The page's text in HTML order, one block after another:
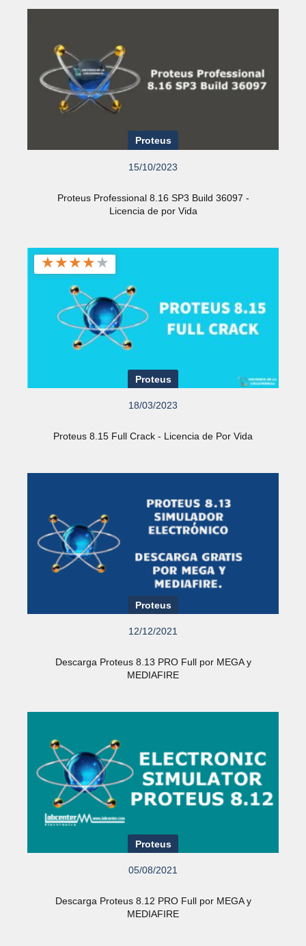
Proteus
15/10/2023
Proteus Professional 8.16 SP3 Build 36097 -
Licencia de por Vida
★★★★★
Proteus
18/03/2023
Proteus 8.15 Full Crack - Licencia de Por Vida
Proteus
12/12/2021
Descarga Proteus 8.13 PRO Full por MEGA y
MEDIAFIRE
Proteus
05/08/2021
Descarga Proteus 8.12 PRO Full por MEGA y
MEDIAFIRE